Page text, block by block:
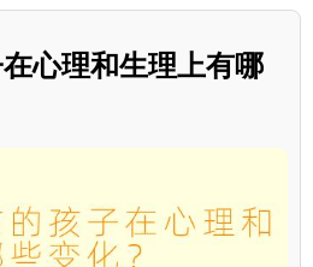
心理和生理上有哪